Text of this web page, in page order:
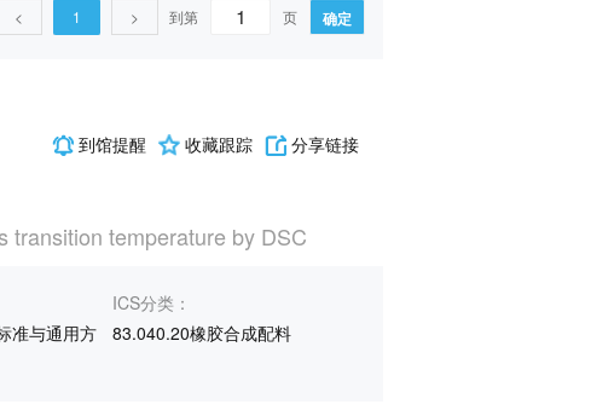
< 1 > 到第 页 确定
到馆提醒 收藏跟踪 分享链接
temperature by DSC
准与通用方
ICS分类：
83.040.20橡胶合成配料